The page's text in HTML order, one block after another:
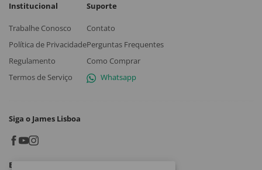
Institucional
Trabalhe Conosco
Política de Privacidade
Regulamento
Termos de Serviço
Suporte
Contato
Perguntas Frequentes
Como Comprar
Whatsapp
Siga o James Lisboa
Baixe o App